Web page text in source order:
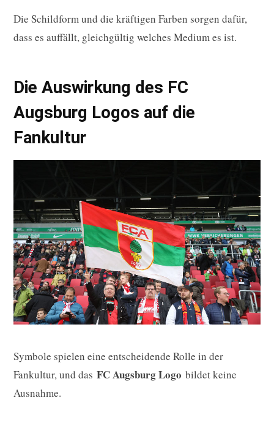
Die Schildform und die kräftigen Farben sorgen dafür,
dass es auffällt, gleichgültig welches Medium es ist.
Die Auswirkung des FC
Augsburg Logos auf die
Fankultur
Symbole spielen eine entscheidende Rolle in der
Fankultur, und das FC Augsburg Logo bildet keine
Ausnahme.